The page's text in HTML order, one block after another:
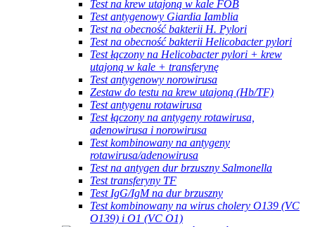
Test na krew utajoną w kale FOB
Test antygenowy Giardia Iamblia
Test na obecność bakterii H. Pylori
Test na obecność bakterii Helicobacter pylori
Test łączony na Helicobacter pylori + krew
utajoną w kale + transferynę
Test antygenowy norowirusa
Zestaw do testu na krew utajoną (Hb/TF)
Test antygenu rotawirusa
Test łączony na antygeny rotawirusa,
adenowirusa i norowirusa
Test kombinowany na antygeny
rotawirusa/adenowirusa
Test na antygen dur brzuszny Salmonella
Test transferyny TF
Test IgG/IgM na dur brzuszny
Test kombinowany na wirus cholery O139 (VC
O139) i O1 (VC O1)